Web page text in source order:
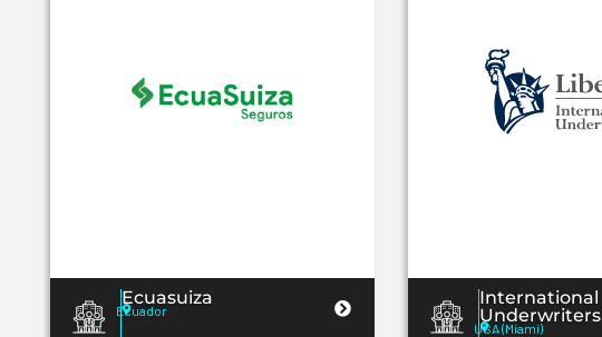
Ecuasuiza
Ecuador
International
Underwriters
USA (Miami)